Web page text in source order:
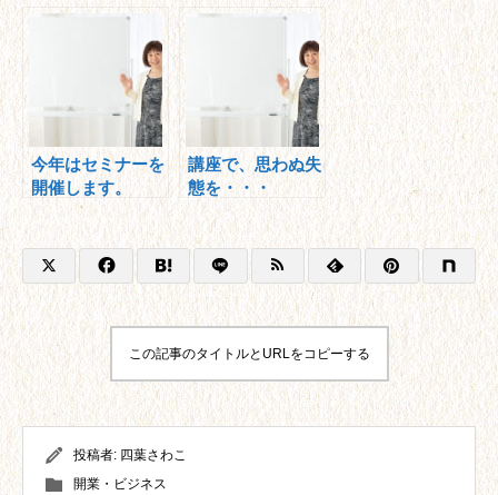
今年はセミナーを
開催します。
講座で、思わぬ失
態を・・・
この記事のタイトルとURLをコピーする
投稿者: 四葉さわこ
開業・ビジネス